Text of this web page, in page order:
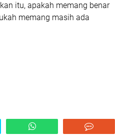
itu, apakah memang benar
memang masih ada